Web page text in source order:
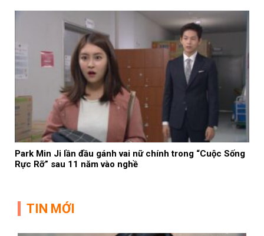
Park Min Ji lần đầu gánh vai nữ chính trong “Cuộc Sống
Rực Rỡ” sau 11 năm vào nghề
TIN MỚI